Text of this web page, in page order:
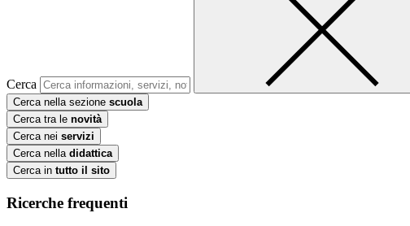
Cerca
Cerca nella sezione scuola
Cerca tra le novità
Cerca nei servizi
Cerca nella didattica
Cerca in tutto il sito
Ricerche frequenti